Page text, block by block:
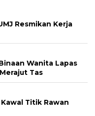
Resmikan Kerja
Wanita Lapas
Tas
Titik Rawan